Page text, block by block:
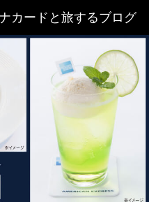
カードと旅するブログ